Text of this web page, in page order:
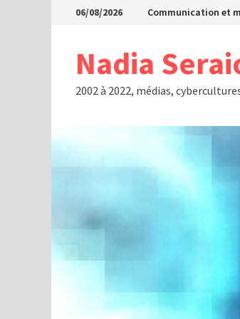
Passer06/08/2026 Communication et
Nadia
2002 à 2022, médias,